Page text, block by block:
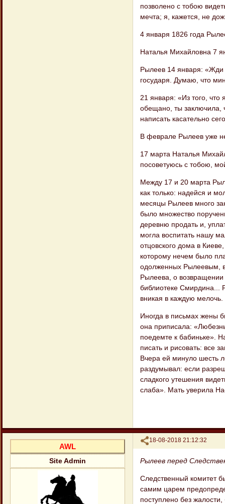
позволено с тобою
мечта; я, кажется, не
4 января 1826 года
Наталья Михайловна 7
Рылеев 14 января: «Жди
государя. Думаю, что
21 января: «Из того,
обещано, ты заключила,
написать касательно
В феврале Рылеев уже
17 марта Наталья
посоветуюсь с тобою,
Между 17 и 20 марта
как только: надейся и
месяцы Рылеев много
было множество
деревню продать и,
могла воспитать нашу
отцовского дома в
которому нечем было
одолженных Рылеевым, в
Рылеева, о возвращении
библиотеке Смирдина...
вникая в каждую
Иногда в письмах жены
она приписала:
поедемте к бабиньке».
писать и рисовать: все
Вчера ей минуло шесть
раздумывал: если
сладкого утешения
слаба». Мать уверила
Поделиться
18-08-2018 21:12:32
AWL
Site Admin Рылеев перед
Следственный комитет
самим царем
поступлено без